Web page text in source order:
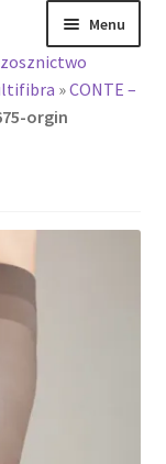
Menu
»CONTE –
orgin